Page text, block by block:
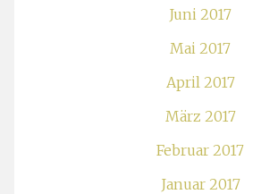
Juni 2017
Mai 2017
April 2017
März 2017
Februar 2017
Januar 2017